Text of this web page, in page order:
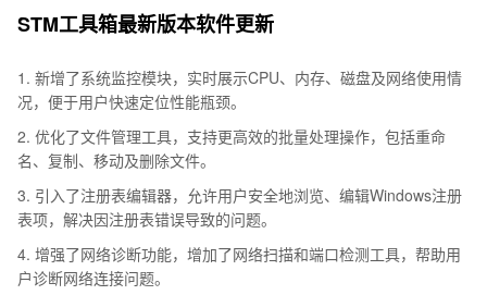
STM工具箱最新版本软件更新
1. 新增了系统监控模块，实时展示CPU、内存、磁盘及网络使用情
况，便于用户快速定位性能瓶颈。
2. 优化了文件管理工具，支持更高效的批量处理操作，包括重命
名、复制、移动及删除文件。
3. 引入了注册表编辑器，允许用户安全地浏览、编辑Windows注册
表项，解决因注册表错误导致的问题。
4. 增强了网络诊断功能，增加了网络扫描和端口检测工具，帮助用
户诊断网络连接问题。